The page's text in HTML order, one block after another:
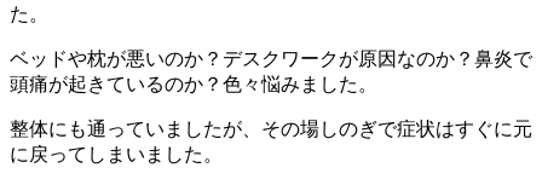
た。
ベッドや枕が悪いのか？デスクワークが原因なのか？鼻炎で
頭痛が起きているのか？色々悩みました。
整体にも通っていましたが、その場しのぎで症状はすぐに元
に戻ってしまいました。